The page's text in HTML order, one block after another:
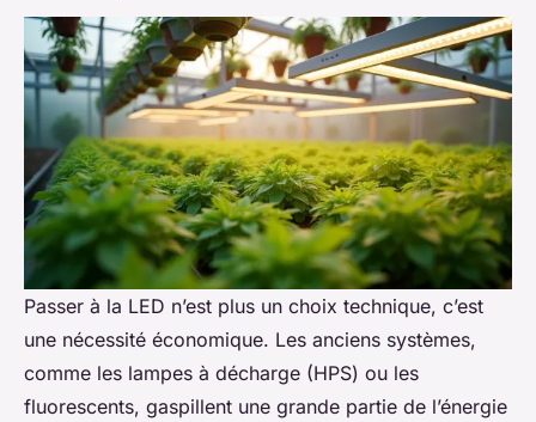
Passer à la LED n’est plus un choix technique, c’est
une nécessité économique. Les anciens systèmes,
comme les lampes à décharge (HPS) ou les
fluorescents, gaspillent une grande partie de l’énergie